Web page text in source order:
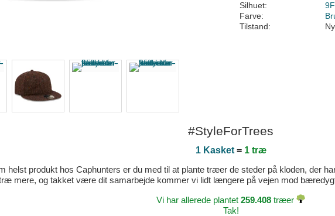
Silhuet:
Farve:
Tilstand:
#StyleForTrees
1 Kasket= 1 træ
helst produkt hos Caphunters er du med til at plante træer de steder på kloden, der
mere, og takket være dit samarbejde kommer vi lidt længere på vejen mod
Vi har allerede plantet 259.408 træer
Tak!